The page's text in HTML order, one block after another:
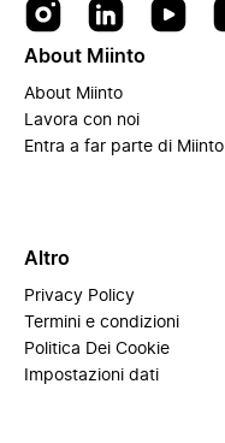
About Miinto
About Miinto
Lavora con noi
Entra a far parte di Miinto
Altro
Privacy Policy
Termini e condizioni
Politica Dei Cookie
Impostazioni dati